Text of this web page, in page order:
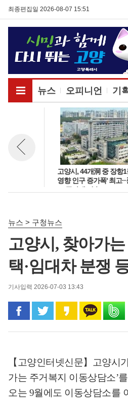
최종편집일 2026-08-07 15:51
뉴스 오피니언 기
전체메뉴보기
고양시, 44개洞 중 장항1
영향 인구 증가폭' 최고
도 증가세 지속
뉴스 > 구청뉴스
고양시, 찾아가
택·임대차 분쟁
기사입력 2026-07-03 13:43
페이스북으로 공유
트위터로 공유카카오 스토리
카카오
【고양인터넷신문】 고양시
가는 주거복지 이동상담소’
오는 9월에도 이동상담소를